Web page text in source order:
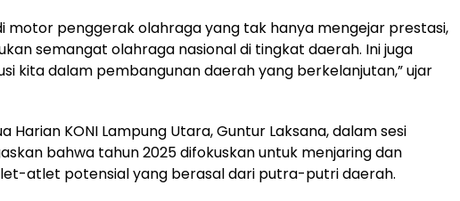
motor penggerak olahraga yang tak hanya mengejar prestasi,
semangat olahraga nasional di tingkat daerah. Ini juga
kita dalam pembangunan daerah yang berkelanjutan,” ujar
Harian KONI Lampung Utara, Guntur Laksana, dalam sesi
bahwa tahun 2025 difokuskan untuk menjaring dan
atlet potensial yang berasal dari putra-putri daerah.